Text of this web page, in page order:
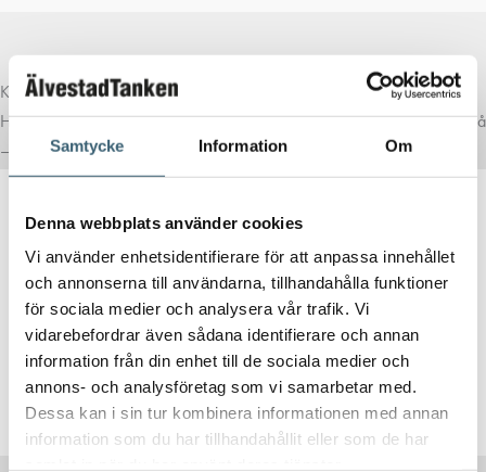
Samtycke Information Om
Denna webbplats använder cookies
Vi använder enhetsidentifierare för att anpassa innehållet
och annonserna till användarna, tillhandahålla funktioner
för sociala medier och analysera vår trafik. Vi
vidarebefordrar även sådana identifierare och annan
information från din enhet till de sociala medier och
annons- och analysföretag som vi samarbetar med.
Dessa kan i sin tur kombinera informationen med annan
information som du har tillhandahållit eller som de har
Komplettera med rätt tillval
Här har vi samlat produkter som ofta passar bra ihop med det du tittar på
– för en mer komplett lösning.
DIESELPUMPAR
DIESELPUMP 24/12V PANTHER pumppaket
6 372kr 4 299kr
Köp nu!